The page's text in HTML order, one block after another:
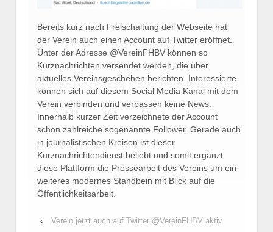
Bereits kurz nach Freischaltung der Webseite hat
der Verein auch einen Account auf Twitter eröffnet.
Unter der Adresse @VereinFHBV können so
Kurznachrichten versendet werden, die über
aktuelles Vereinsgeschehen berichten. Interessierte
können sich auf diesem Social Media Kanal mit dem
Verein verbinden und verpassen keine News.
Innerhalb kurzer Zeit verzeichnete der Account
schon zahlreiche sogenannte Follower. Gerade auch
in journalistischen Kreisen ist dieser
Kurznachrichtendienst beliebt und somit ergänzt
diese Plattform die Pressearbeit des Vereins um ein
weiteres modernes Standbein mit Blick auf die
Öffentlichkeitsarbeit.
‹
Verein jetzt auch auf Twitter @VereinFHBV aktiv